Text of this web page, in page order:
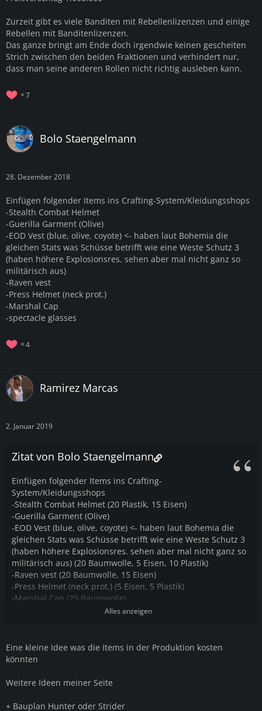
Zurzeit gibt es viele Banditen mit Rebellenlizenzen und einige
Rebellen mit Banditenlizenzen.
Das ganze bringt am Ende doch irgendwie keinen gescheiten
Strich zwischen den beiden Fraktionen und verhindert nur,
dass man seine anderen Rollen nicht richtig ausleben kann.
7
Bolo Staengelmann
28. Dezember 2018
Einfügen folgender Items ins Crafting-System/Kleidungsshops
-Stealth Combat Helmet
-Guerilla Garment (Olive)
-EOD Vest (blue, olive, coyote) <- haben laut Bohemia die
gleichen Stats was Schüsse betrifft wie eine Weste Schutz 3
(haben höhere Explosionsres. sehen aber mal nicht ganz so
militärisch aus)
-Raven vest
-Press Helmet (neck prot.)
-Marshal Cap
-spectacle glasses
4
Ramirez Marcas
2. Januar 2019
Zitat von Bolo Staengelmann
Einfügen folgender Items ins Crafting-
System/Kleidungsshops
-Stealth Combat Helmet (20 Plastik, 15 Eisen)
-Guerilla Garment (Olive)
-EOD Vest (blue, olive, coyote) <- haben laut Bohemia die
gleichen Stats was Schüsse betrifft wie eine Weste Schutz 3
(haben höhere Explosionsres. sehen aber mal nicht ganz so
militärisch aus) (20 Baumwolle, 5 Eisen, 10 Plastik)
-Raven vest (20 Baumwolle, 15 Eisen)
-Press Helmet (neck prot.) (5 Eisen, 5 Plastik)
-Marshal Cap (25 Baumwolle)
Alles anzeigen
Eine kleine Idee was die Items in der Produktion kosten
könnten
Weitere Ideen meiner Seite
+ Bauplan Hunter oder Strider